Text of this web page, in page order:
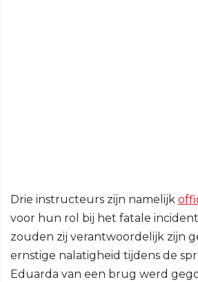
Drie instructeurs zijn namelijk
voor hun rol bij het fatale
zouden zij verantwoordelijk zijn
ernstige nalatigheid tijdens de
Eduarda van een brug werd